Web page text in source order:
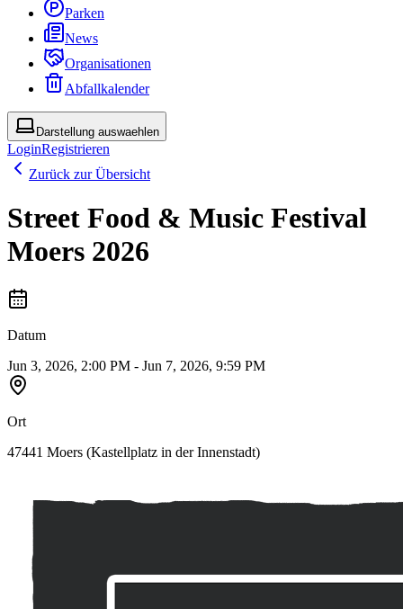
Parken
News
Organisationen
Abfallkalender
Darstellung auswaehlen
LoginRegistrieren
Zurück zur Übersicht
Street Food & Music Festival
Moers 2026
Datum
Jun 3, 2026, 2:00 PM - Jun 7, 2026, 9:59 PM
Ort
47441 Moers (Kastellplatz in der Innenstadt)